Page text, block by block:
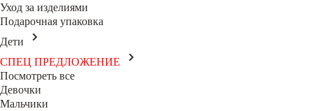
Уход за изделиями
Подарочная упаковка
Дети
СПЕЦ ПРЕДЛОЖЕНИЕ
Посмотреть все
Девочки
Мальчики